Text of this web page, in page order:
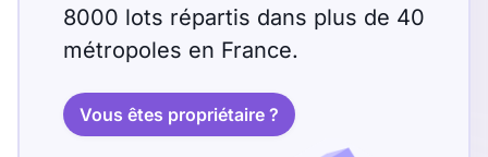
8000 lots répartis dans plus de 40
métropoles en France.
Vous êtes propriétaire ?